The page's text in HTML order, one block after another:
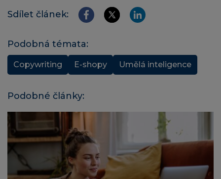
Sdílet článek:
Podobná témata:
Copywriting E-shopy Umělá inteligence
Podobné články: